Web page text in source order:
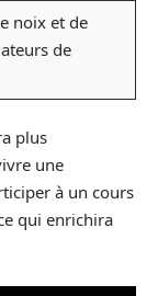
noix et de
de
plus
une
à un cours
qui enrichira